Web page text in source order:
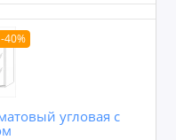
-40%
угловая с